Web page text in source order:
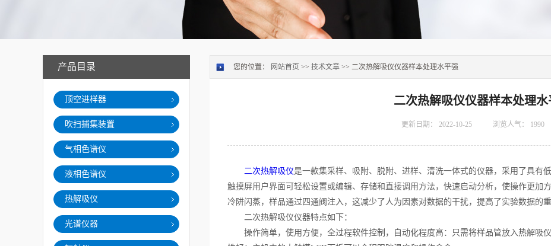
产品目录
顶空进样器
吹扫捕集装置
气相色谱仪
液相色谱仪
热解吸仪
光谱仪器
您的位置： 网站首页 >> 技术文章 >> 二次热解吸仪仪器样本处理水平强
二次热解吸仪仪器样本处理水
更新日期： 2022-10-25 浏览人气： 1990
二次热解吸仪是一款集采样、吸附、脱附、进样、清洗一体式的仪器，采用了具有
触摸屏用户界面可轻松设置或编辑、存储和直接调用方法，快速启动分析，使操作更加
冷阱闪蒸，样品通过四通阀注入，这减少了人为因素对数据的干扰，提高了实验数据的重
二次热解吸仪仪器特点如下：
操作简单，使用方便，全过程软件控制，自动化程度高：只需将样品管放入热解吸